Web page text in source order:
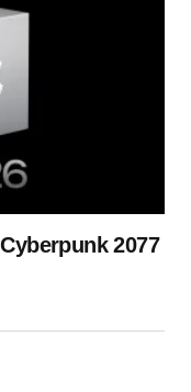
2077